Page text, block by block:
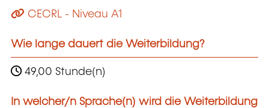
CECRL - Niveau A1
Wie lange dauert die Weiterbildung?
49,00 Stunde(n)
In welcher/n Sprache(n) wird die Weiterbildung